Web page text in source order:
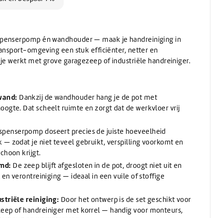
Wassen
Stelen met waterdoorvoer
Telescoopstelen
IBC toebehoren & adapters
Jerrycan toebehoren
Schenken en afmeten
De-Icer
De-Icer
Logistiek / Intern transport / Crew carriers
Palletwagen / Heftrucks
Vrachtwagen & Machinetransporter
én wandhouder — maak je handreiniging in
omgeving een stuk efficiënter, netter en
werkt met grove garagezeep of industriële handreiniger.
Dankzij de wandhouder hang je de pot met
Dat scheelt ruimte en zorgt dat de werkvloer vrij
doseert precies de juiste hoeveelheid
— zodat je niet teveel gebruikt, verspilling voorkomt en
krijgt.
De zeep blijft afgesloten in de pot, droogt niet uit en
verontreiniging — ideaal in een vuile of stoffige
reiniging: Door het ontwerp is de set geschikt voor
of handreiniger met korrel — handig voor monteurs,